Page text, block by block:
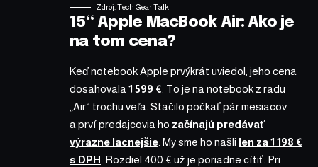
Zdroj: Tech Gear Talk
15“ Apple MacBook Air: Ako je
na tom cena?
Keď notebook Apple prvýkrát uviedol, jeho cena
dosahovala 1 599 € . To je na notebook z radu
„Air“ trochu veľa. Stačilo počkať pár mesiacov
a prví predajcovia ho začínajú predávať
výrazne lacnejšie . My sme ho našli len za 1 198 €
s DPH . Rozdiel 400 € už je poriadne cítiť. Pri